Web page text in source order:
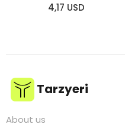
4,17 USD
Tarzyeri
About us